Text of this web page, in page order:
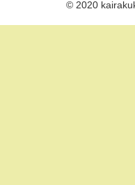
© 2020